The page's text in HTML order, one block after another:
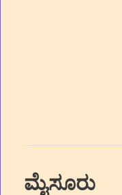
ಮೈಸೂರು